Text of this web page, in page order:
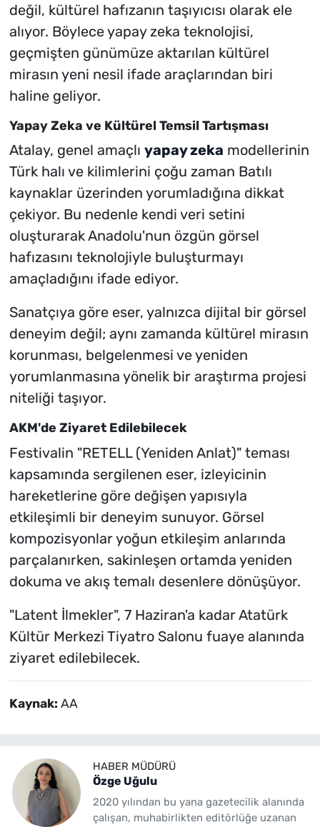
değil, kültürel hafızanın taşıyıcısı olarak ele
alıyor. Böylece yapay zeka teknolojisi,
geçmişten günümüze aktarılan kültürel
mirasın yeni nesil ifade araçlarından biri
haline geliyor.
Yapay Zeka ve Kültürel Temsil Tartışması
Atalay, genel amaçlı yapay zeka modellerinin
Türk halı ve kilimlerini çoğu zaman Batılı
kaynaklar üzerinden yorumladığına dikkat
çekiyor. Bu nedenle kendi veri setini
oluşturarak Anadolu'nun özgün görsel
hafızasını teknolojiyle buluşturmayı
amaçladığını ifade ediyor.
Sanatçıya göre eser, yalnızca dijital bir görsel
deneyim değil; aynı zamanda kültürel mirasın
korunması, belgelenmesi ve yeniden
yorumlanmasına yönelik bir araştırma projesi
niteliği taşıyor.
AKM'de Ziyaret Edilebilecek
Festivalin "RETELL (Yeniden Anlat)" teması
kapsamında sergilenen eser, izleyicinin
hareketlerine göre değişen yapısıyla
etkileşimli bir deneyim sunuyor. Görsel
kompozisyonlar yoğun etkileşim anlarında
parçalanırken, sakinleşen ortamda yeniden
dokuma ve akış temalı desenlere dönüşüyor.
"Latent İlmekler", 7 Haziran'a kadar Atatürk
Kültür Merkezi Tiyatro Salonu fuaye alanında
ziyaret edilebilecek.
Kaynak: AA
HABER MÜDÜRÜ
Özge Uğulu
2020 yılından bu yana gazetecilik alanında
çalışan, muhabirlikten editörlüğe uzanan